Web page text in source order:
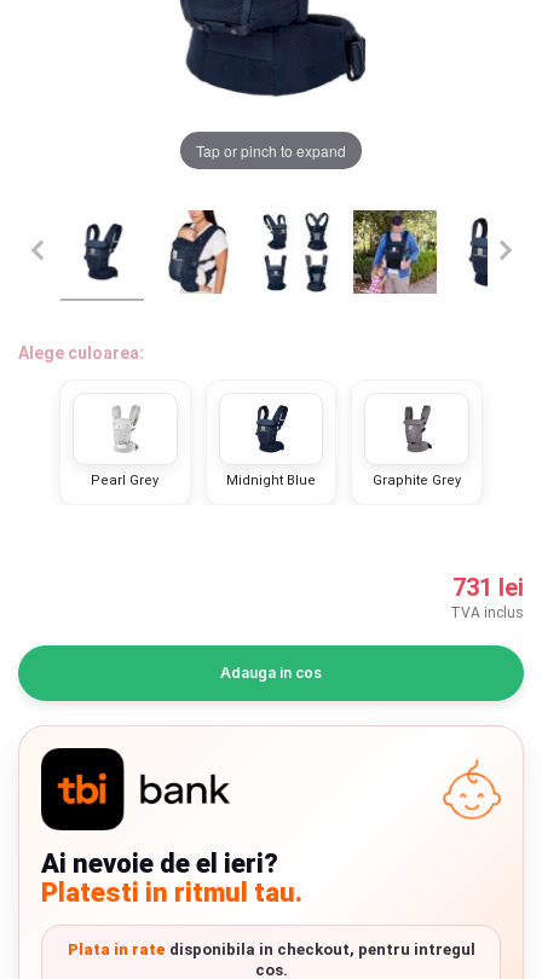
MARSUPII BEBELUSI
LEAGANE COPII
BALANSOARE COPII
BABY MONITORS
INGRIJIRE PERSONALA
Regulament giveaway
Showroom
Depozit
Tap or pinch to expand
Alege culoarea:
Pearl Grey Midnight Blue Graphite Grey
731 lei
TVA inclus
Adauga in cos
Ai nevoie de el ieri?
Platesti in ritmul tau.
Plata in ratedisponibila in checkout, pentru intregul
cos.
Chrome cu detalii negre
Verde cu detalii negre 5646 lei
Chrome cu detalii negre
Verde cu detalii negre 5646 lei